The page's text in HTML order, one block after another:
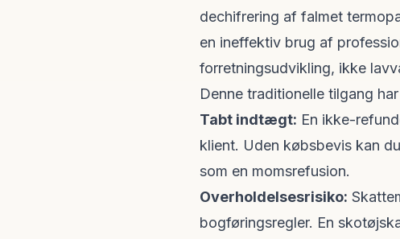
dechifrering af falmet
en ineffektiv brug af
forretningsudvikling, ikke
Denne traditionelle tilgang
Tabt indtægt: En ikke-
klient. Uden købsbevis kan
som en momsrefusion.
Overholdelsesrisiko:
bogføringsregler. En